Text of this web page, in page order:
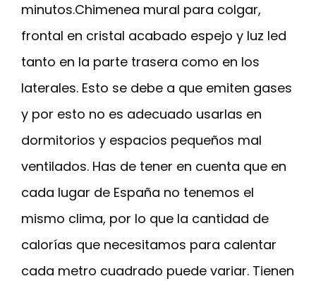
minutos.Chimenea mural para colgar,
frontal en cristal acabado espejo y luz led
tanto en la parte trasera como en los
laterales. Esto se debe a que emiten gases
y por esto no es adecuado usarlas en
dormitorios y espacios pequeños mal
ventilados. Has de tener en cuenta que en
cada lugar de España no tenemos el
mismo clima, por lo que la cantidad de
calorías que necesitamos para calentar
cada metro cuadrado puede variar. Tienen